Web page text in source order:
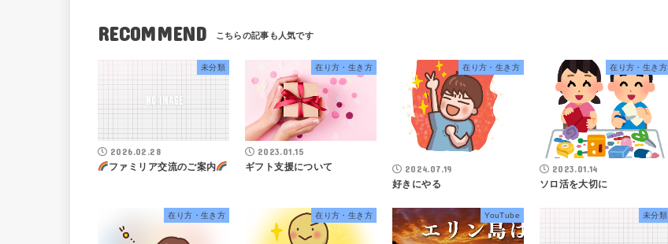
RECOMMEND
未分類
2026.02.28
ファミリア交流のご案内
在り方・生き方
2023.01.15
ギフト支援について
在り方・生き方
2024.07.19
好きにやる
在り方・生き方
2023.01.14
ソロ活を大切に
在り方・生き方 在り方・生き方 YouTube 未分類